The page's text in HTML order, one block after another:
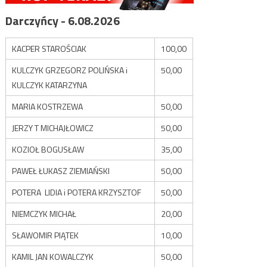
Darczyńcy - 6.08.2026
KACPER STAROŚCIAK
100,00
KULCZYK GRZEGORZ POLIŃSKA i
KULCZYK KATARZYNA
50,00
MARIA KOSTRZEWA
50,00
JERZY T MICHAJŁOWICZ
50,00
KOZIOŁ BOGUSŁAW
35,00
PAWEŁ ŁUKASZ ZIEMIAŃSKI
50,00
POTERA LIDIA i POTERA KRZYSZTOF
50,00
NIEMCZYK MICHAŁ
20,00
SŁAWOMIR PIĄTEK
10,00
KAMIL JAN KOWALCZYK
50,00